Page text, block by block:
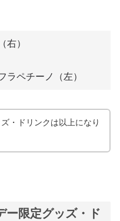
右）
ラペチーノ（左）
・ドリンクは以上になり
ー限定グッズ・ド